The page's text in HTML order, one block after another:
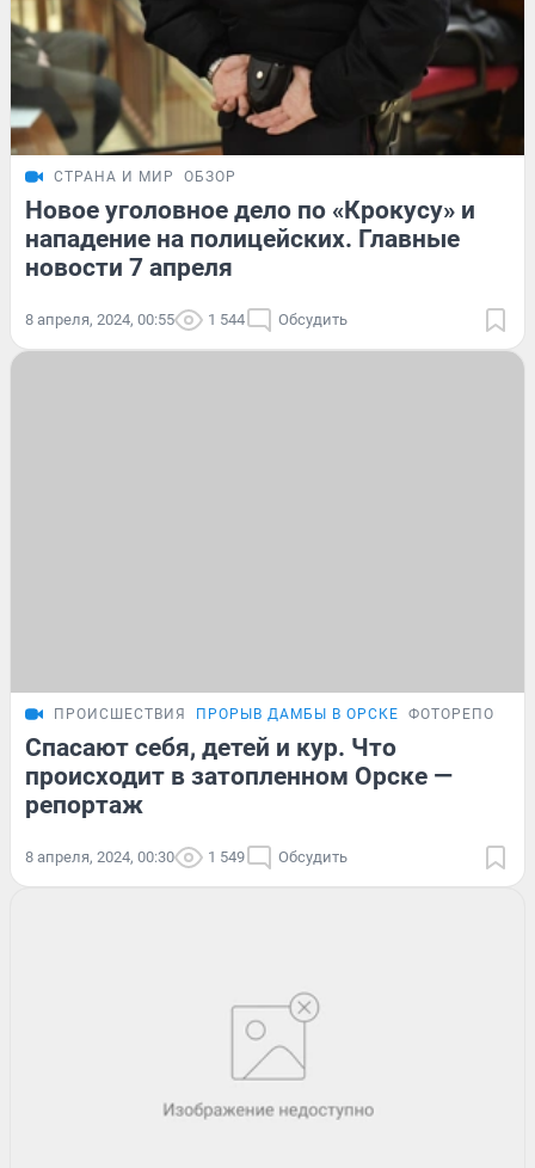
СТРАНА И МИР ОБЗОР
Новое уголовное дело по «Крокусу» и
нападение на полицейских. Главные
новости 7 апреля
8 апреля, 2024, 00:55 1 544 Обсудить
ПРОИСШЕСТВИЯ ПРОРЫВ ДАМБЫ В ОРСКЕ
Спасают себя, детей и кур. Что
происходит в затопленном Орске —
репортаж
8 апреля, 2024, 00:30 1 549 Обсудить